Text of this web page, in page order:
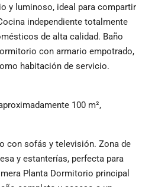
y luminoso, ideal para compartir
independiente totalmente
de alta calidad. Baño
con armario empotrado,
habitación de servicio.
100 m²,
con sofás y televisión. Zona de
y estanterías, perfecta para
Planta Dormitorio principal